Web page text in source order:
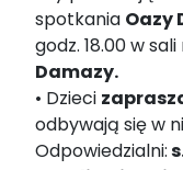
spotkania Oazy
godz. 18.00 w
Damazy.
• Dzieci
odbywają się w
Odpowiedzialni: